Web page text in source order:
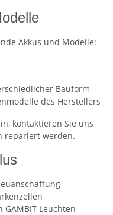
Akkus und Modelle:
Bauform
des Herstellers
kontaktieren Sie uns
repariert werden.
Leuchten